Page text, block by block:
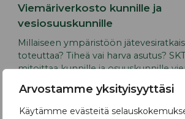
Arvostamme yksityisyyttäsi
Käytämme evästeitä
Viemäriverkosto kunnille ja
vesiosuuskunnille
Millaiseen ympäristöön
toteuttaa? Tiheä vai harva asutus?
mitoittaa kunnille ja osuuskunnille
joissa keskitytään kestävyyteen ja